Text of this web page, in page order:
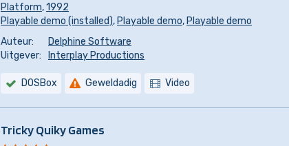
Platform,1992
Playable demo (installed), Playable demo, Playable demo
Auteur:
Delphine Software
Uitgever:
Interplay Productions
DOSBox Geweldadig Video
Tricky Quiky Games